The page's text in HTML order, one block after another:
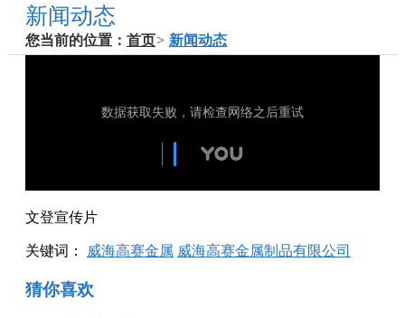
新闻动态
您当前的位置： 首页> 新闻动态
文登宣传片
关键词： 威海高赛金属 威海高赛金属制品有限公司
猜你喜欢